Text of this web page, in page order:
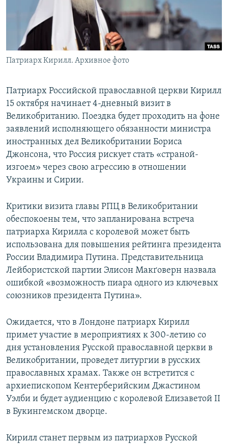
ПОБЕДИТЕЛЕЙ НЕ СУДЯТ?
КРЫМ.НЕПОКОРЕННЫЙ
ELIFBE
УКРАИНСКАЯ ПРОБЛЕМА КРЫМА
ПРИСОЕДИНЯЙТЕСЬ!
Патриарх Кирилл. Архивное фото
Патриарх Российской православной церкви Кирилл
15 октября начинает 4-дневный визит в
Великобританию. Поездка будет проходить на фоне
заявлений исполняющего обязанности министра
иностранных дел Великобритании Бориса
Джонсона, что Россия рискует стать «страной-
изгоем» через свою агрессию в отношении
Украины и Сирии.
Критики визита главы РПЦ в Великобритании
обеспокоены тем, что запланирована встреча
патриарха Кирилла с королевой может быть
использована для повышения рейтинга президента
России Владимира Путина. Представительница
Лейбористской партии Элисон Макґоверн назвала
ошибкой «возможность пиара одного из ключевых
союзников президента Путина».
Ожидается, что в Лондоне патриарх Кирилл
примет участие в мероприятиях к 300-летию со
дня установления Русской православной церкви в
Великобритании, проведет литургии в русских
православных храмах. Также он встретится с
архиепископом Кентерберийским Джастином
Уэлби и будет аудиенцию с королевой Елизаветой II
в Букингемском дворце.
Кирилл станет первым из патриархов Русской